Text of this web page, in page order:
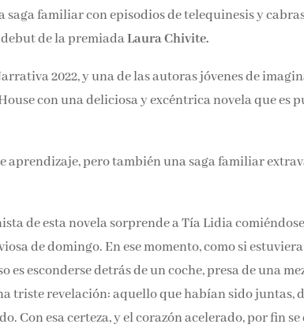
saga familiar con episodios de telequinesis y
debut de la premiadaLaura Chivite.
2022, y una de las autoras jóvenes de
con una deliciosa y excéntrica novela que es
aprendizaje, pero también una saga familiar
de esta novela sorprende a Tía Lidia
de domingo. En ese momento, como si
esconderse detrás de un coche, presa de una
triste revelación: aquello que habían sido juntas,
Con esa certeza, y el corazón acelerado, por fin